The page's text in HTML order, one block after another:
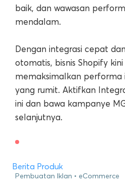
baik, dan wawasan
mendalam.
Dengan integrasi cepat
otomatis, bisnis Shopify
memaksimalkan performa
yang rumit. Aktifkan
ini dan bawa kampanye
selanjutnya.
Berita Produk
Pembuatan Iklan eCommerce